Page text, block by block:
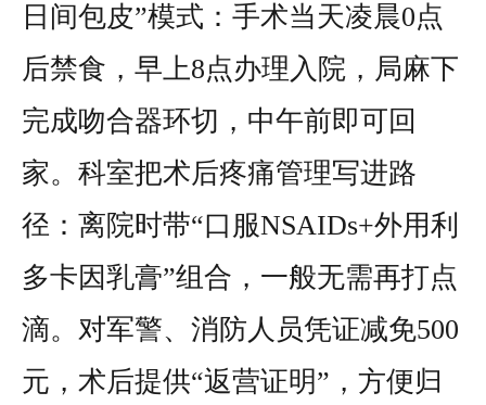
日间包皮”模式：手术当天凌晨0点
后禁食，早上8点办理入院，局麻下
完成吻合器环切，中午前即可回
家。科室把术后疼痛管理写进路
径：离院时带“口服NSAIDs+外用利
多卡因乳膏”组合，一般无需再打点
滴。对军警、消防人员凭证减免500
元，术后提供“返营证明”，方便归